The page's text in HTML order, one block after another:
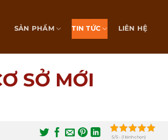
SẢN PHẨM TIN TỨC LIÊN HỆ
SỞ MỚI
5/5 - (1 bình chọn)